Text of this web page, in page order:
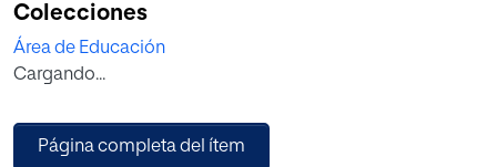
dinámico y atractivo, ambientado en las nuevas
tecnologías, con el fin de aprovechar el interés del
alumnado por estas herramientas para aumentar su
constará de 10 sesiones de trabajo en las que se hará uso
del modelo pedagógico del aula invertida y la
Colecciones
Área de Educación
Cargando...
Página completa del ítem